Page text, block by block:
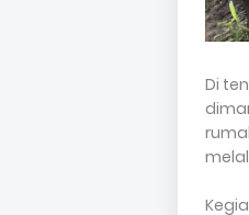
Di